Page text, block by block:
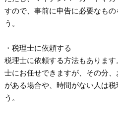
すので、事前に申告に必要なも
う。
・税理士に依頼する
税理士に依頼する方法もありま
士にお任せできますが、その分
がある場合や、時間がない人は
う。